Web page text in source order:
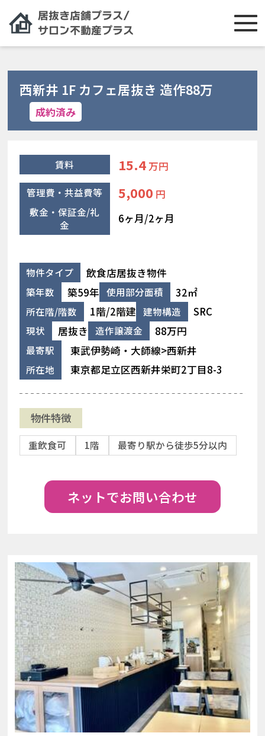
西新井 1F カフェ居抜き 造作88万
成約済み
賃料 15.4万円
管理費・共益費等 5,000 円
敷金・保証金/礼
金
6ヶ月/2ヶ月
物件タイプ 飲食店居抜き物件
築年数 築59年 使用部分面積 32㎡
所在階/階数 1階/2階建 建物構造 SRC
現状 居抜き 造作譲渡金 88万円
最寄駅 東武伊勢崎・大師線>西新井
所在地 東京都足立区西新井栄町2丁目8-3
物件特徴
重飲食可 1階 最寄り駅から徒歩5分以内
ネットでお問い合わせ